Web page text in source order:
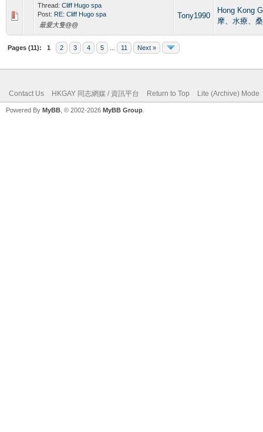
Thread: Cliff Hugo spa
Post: RE: Cliff Hugo spa
最愛大隻@@
Tony1990
Hong Kong
摩、水療、
Pages (11): 1 2 3 4 5 11 Next »
Contact Us HKGAY 同志網媒 / 資訊平台 Return to Top Lite (Archive) Mode
Powered By MyBB , © 2002-2026 MyBB Group